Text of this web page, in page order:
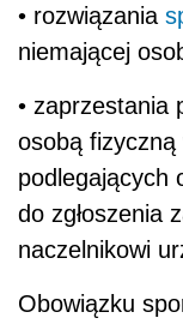
• rozwiązania
niemającej
• zaprzestania
osobą
podlegających
do zgłoszenia
naczelnikowi
Obowiązku